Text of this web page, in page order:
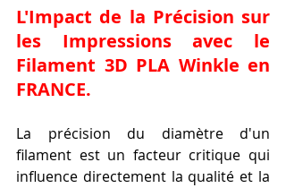
L'Impact de la Précision sur
les Impressions avec le
Filament 3D PLA Winkle en
FRANCE.
La précision du diamètre d'un
filament est un facteur critique qui
influence directement la qualité et la